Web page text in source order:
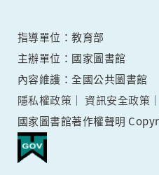
指導單位：教育部
主辦單位：國家圖書館
內容維護：全國公共圖書館
隱私權政策
資訊安全政策
國家圖書館著作權聲明